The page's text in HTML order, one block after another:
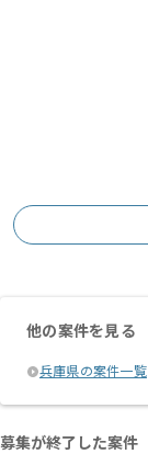
他の案件を見る
兵庫県の案件一覧
募集が終了した案件